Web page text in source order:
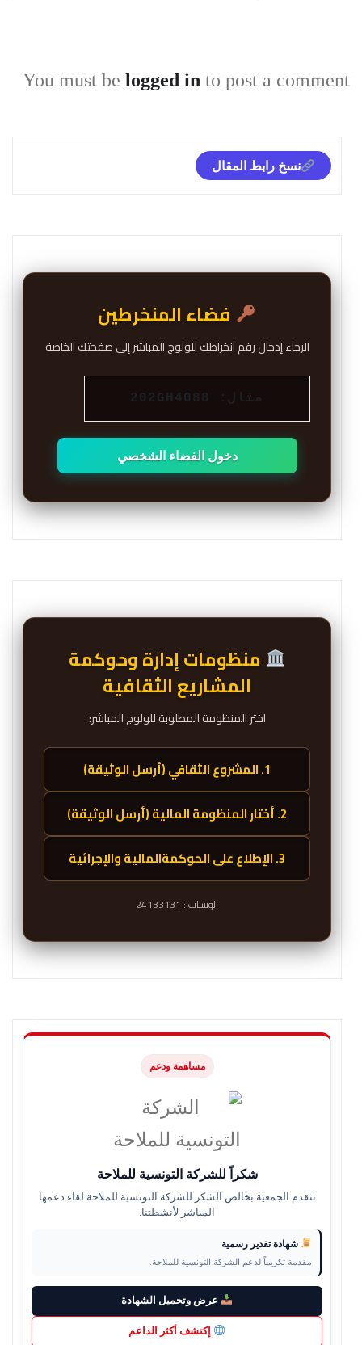
You must be logged in to post a comment
نسخ رابط المقال
فضاء المنخرطين
الرجاء إدخال رقم انخراطك للولوج المباشر إلى صفحتك الخاصة
دخول الفضاء الشخصي
منظومات إدارة وحوكمة
المشاريع الثقافية
اختر المنظومة المطلوبة للولوج المباشر:
1. المشروع الثقافي (أرسل الوثيقة)
2. أختار المنظومة المالية (أرسل الوثيقة)
3. الإطلاع على الحوكمةالمالية والإجرائية
الوتساب : 24133131
مساهمة ودعم
شكراً للشركة التونسية للملاحة
تتقدم الجمعية بخالص الشكر للشركة التونسية للملاحة لقاء دعمها
المباشر لأنشطتنا.
شهادة تقدير رسمية
مقدمة تكريماً لدعم الشركة التونسية للملاحة.
عرض وتحميل الشهادة
إكتشف أكثر الداعم